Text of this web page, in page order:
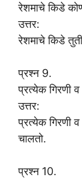
रेशमाचे किडे
उत्तर:
रेशमाचे किडे
प्रश्न 9.
प्रत्येक गिरणी
उत्तर:
प्रत्येक गिरणी
चालतो.
प्रश्न 10.